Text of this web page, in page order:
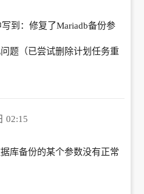
到：修复了Mariadb备份参
题（已尝试删除计划任务重
02:15
库备份的某个参数没有正常